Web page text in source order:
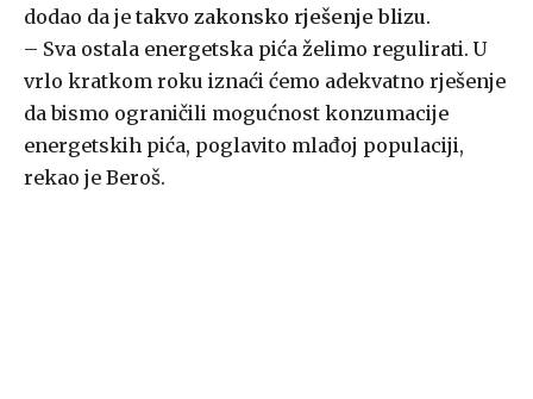
dodao da je takvo zakonsko rješenje blizu.
– Sva ostala energetska pića želimo regulirati. U
vrlo kratkom roku iznaći ćemo adekvatno rješenje
da bismo ograničili mogućnost konzumacije
energetskih pića, poglavito mlađoj populaciji,
rekao je Beroš.